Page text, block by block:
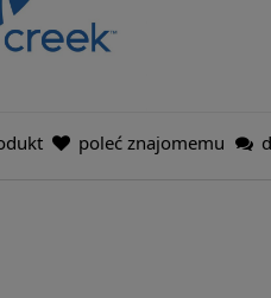
poleć znajomemu